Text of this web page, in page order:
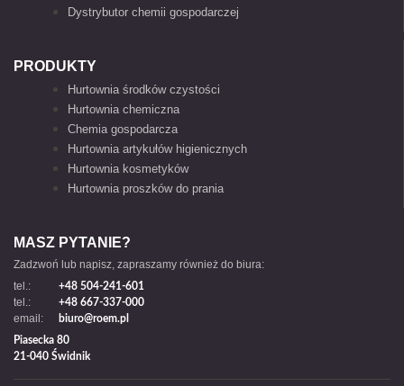
Dystrybutor chemii gospodarczej
PRODUKTY
Hurtownia środków czystości
Hurtownia chemiczna
Chemia gospodarcza
Hurtownia artykułów higienicznych
Hurtownia kosmetyków
Hurtownia proszków do prania
MASZ PYTANIE?
Zadzwoń lub napisz, zapraszamy również do biura:
tel.:
+48 504-241-601
tel.: +48 667-337-000
email:
biuro@roem.pl
Piasecka 80
21-040 Świdnik